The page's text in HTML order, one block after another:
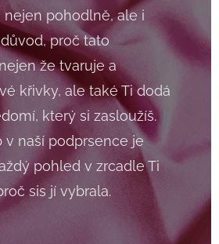
nejen pohodlně, ale i
důvod, proč tato
že tvaruje a
křivky, ale také Ti dodá
který si zasloužíš.
v naší podprsence je
pohled v zrcadle Ti
sis jí vybrala.